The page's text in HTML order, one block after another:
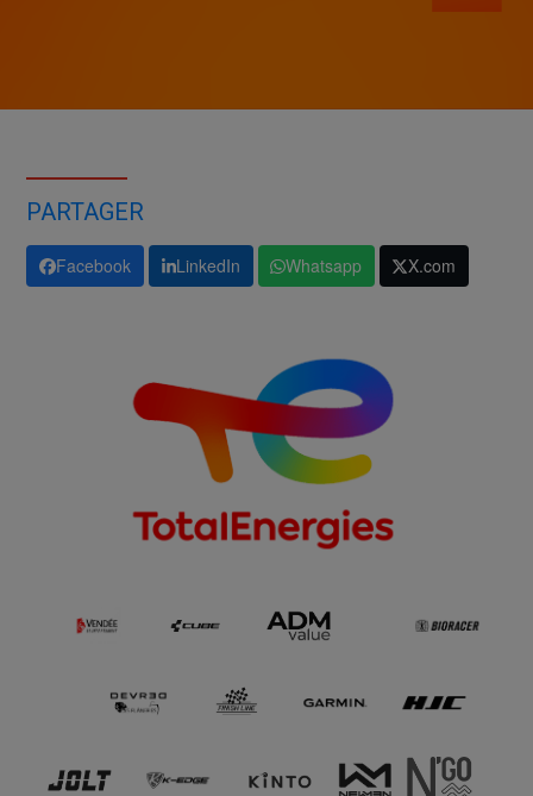
PARTAGER
Facebook LinkedIn Whatsapp X.com